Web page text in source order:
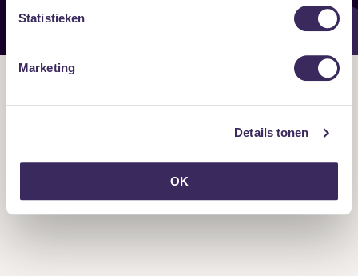
Statistieken
Marketing
Details tonen
OK